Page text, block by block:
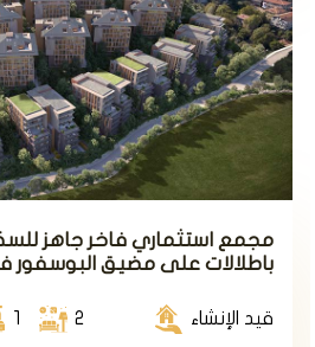
اسكودار هي منطقة تاريخية
الآسيوية من مضيق البوسفور،
وأجمل مناطق اسطنبول. تضم
مجمع استثماري فاخر جاهز
باطلالات على مضيق البوسفور
اسكودار.
قيد الإنشاء 2
1